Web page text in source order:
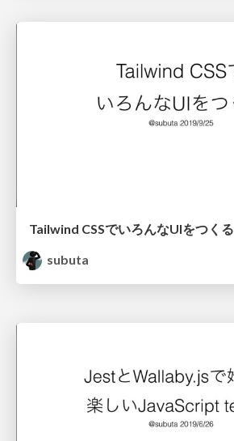
Tailwind CSSでいろんなUIをつくる
subuta